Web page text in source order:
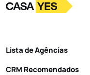
LogoIr para a homepage
Lista de Agências
CRM Recomendados